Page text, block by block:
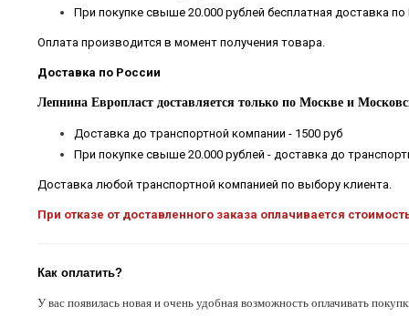
При покупке свыше 20.000 рублей бесплатная доставка
Оплата производится в момент получения товара.
Доставка по России
Лепнина Европласт доставляется только по Москве и
Доставка до транспортной компании - 1500 руб
При покупке свыше 20.000 рублей - доставка до
Доставка любой транспортной компанией по выбору клиента.
При отказе от доставленного заказа оплачивается
Как оплатить?
У вас появилась новая и очень удобная возможность оплачивать